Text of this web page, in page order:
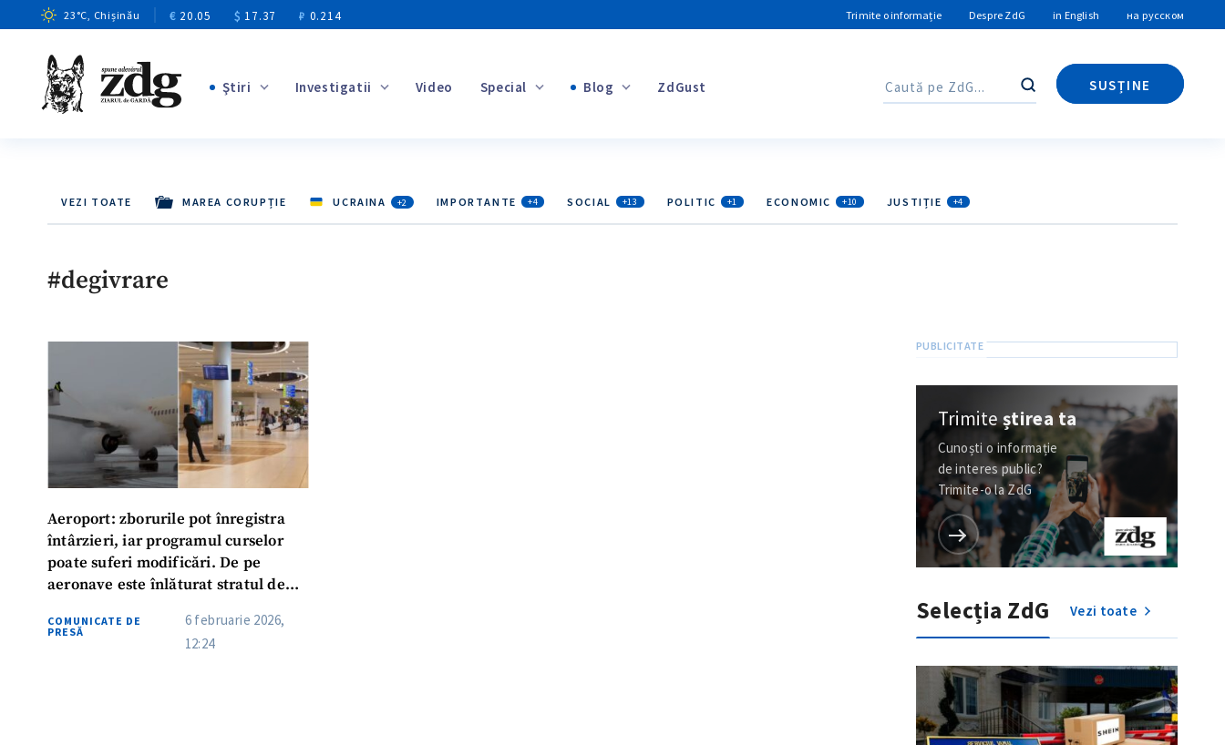
23 °C, Chișinău € 20.05 $ 17.37 ₽ 0.214 Trimite o informație Despre ZdG in English на русском
Ştiri
+10
Investigatii Video Special Blog ZdGust Caută
SUSȚINE
Caută
VEZI TOATE MAREA CORUPȚIE UCRAINA +2 IMPORTANTE +4 SOCIAL +13 POLITIC +1 ECONOMIC +10 JUSTIȚIE +4
#degivrare
Aeroport: zborurile pot înregistra
întârzieri, iar programul curselor
poate suferi modificări. De pe
aeronave este înlăturat stratul de
COMUNICATE DE
PRESĂ
6 februarie 2026,
12:24
Trimiteștirea ta
Cunoști o informație
de interes public?
Trimite-o la ZdG
Selecția ZdG Vezi toate